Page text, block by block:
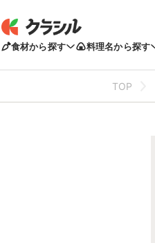
食材から探す 料理名から探す
TOP